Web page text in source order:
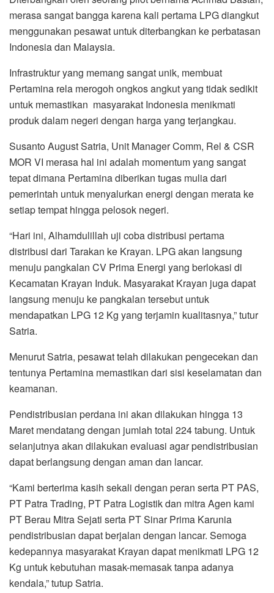
merasa sangat bangga karena kali pertama LPG diangkut
menggunakan pesawat untuk diterbangkan ke perbatasan
Indonesia dan Malaysia.
Infrastruktur yang memang sangat unik, membuat
Pertamina rela merogoh ongkos angkut yang tidak sedikit
untuk memastikan masyarakat Indonesia menikmati
produk dalam negeri dengan harga yang terjangkau.
Susanto August Satria, Unit Manager Comm, Rel & CSR
MOR VI merasa hal ini adalah momentum yang sangat
tepat dimana Pertamina diberikan tugas mulia dari
pemerintah untuk menyalurkan energi dengan merata ke
setiap tempat hingga pelosok negeri.
“Hari ini, Alhamdulillah uji coba distribusi pertama
distribusi dari Tarakan ke Krayan. LPG akan langsung
menuju pangkalan CV Prima Energi yang berlokasi di
Kecamatan Krayan Induk. Masyarakat Krayan juga dapat
langsung menuju ke pangkalan tersebut untuk
mendapatkan LPG 12 Kg yang terjamin kualitasnya,” tutur
Satria.
Menurut Satria, pesawat telah dilakukan pengecekan dan
tentunya Pertamina memastikan dari sisi keselamatan dan
keamanan.
Pendistribusian perdana ini akan dilakukan hingga 13
Maret mendatang dengan jumlah total 224 tabung. Untuk
selanjutnya akan dilakukan evaluasi agar pendistribusian
dapat berlangsung dengan aman dan lancar.
“Kami berterima kasih sekali dengan peran serta PT PAS,
PT Patra Trading, PT Patra Logistik dan mitra Agen kami
PT Berau Mitra Sejati serta PT Sinar Prima Karunia
pendistribusian dapat berjalan dengan lancar. Semoga
kedepannya masyarakat Krayan dapat menikmati LPG 12
Kg untuk kebutuhan masak-memasak tanpa adanya
kendala,” tutup Satria.